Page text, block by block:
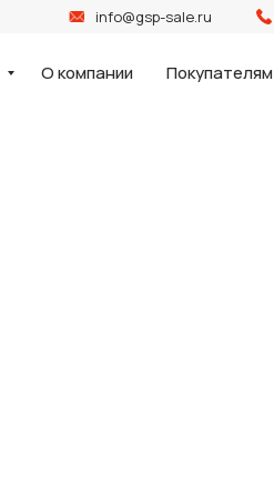
info@gsp-sale.ru
О компании Покупателям